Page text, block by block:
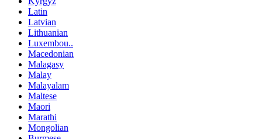
Latin
Latvian
Lithuanian
Luxembou..
Macedonian
Malagasy
Malay
Malayalam
Maltese
Maori
Marathi
Mongolian